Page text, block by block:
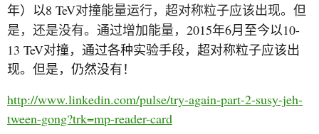
年）以8 TeV对撞能量运行，超对称粒子应该出现。但
是，还是没有。通过增加能量， 2015年6月至今以10-
13 TeV对撞，通过各种实验手段，超对称粒子应该出
现。但是，仍然没有！
http://www.linkedin.com/pulse/try-again-part-2-susy-jeh-
tween-gong?trk=mp-reader-card